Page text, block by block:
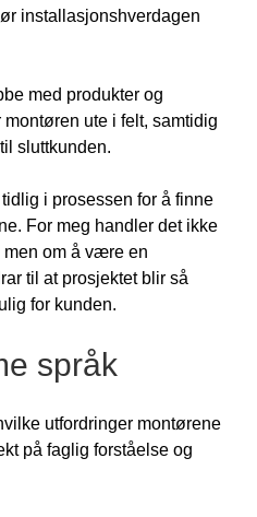
installasjonshverdagen
med produkter og
ute i felt, samtidig
sluttkunden.
i prosessen for å finne
For meg handler det ikke
men om å være en
til at prosjektet blir så
for kunden.
språk
utfordringer montørene
på faglig forståelse og